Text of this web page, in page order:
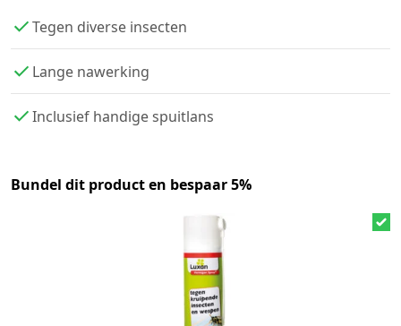
Tegen diverse insecten
Lange nawerking
Inclusief handige spuitlans
Bundel dit product en bespaar 5%